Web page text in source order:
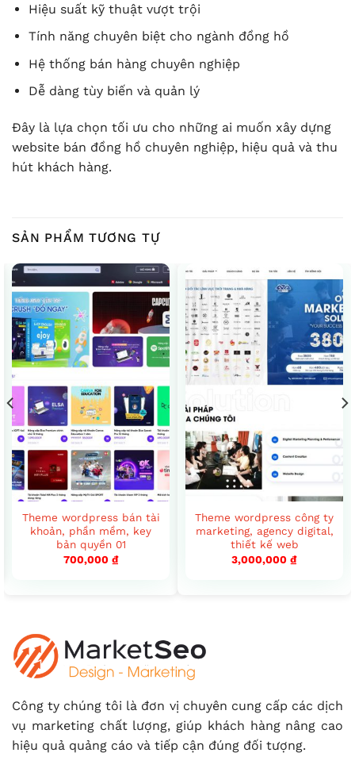
Hiệu suất kỹ thuật vượt trội
Tính năng chuyên biệt cho ngành đồng hồ
Hệ thống bán hàng chuyên nghiệp
Dễ dàng tùy biến và quản lý
Đây là lựa chọn tối ưu cho những ai muốn xây dựng
website bán đồng hồ chuyên nghiệp, hiệu quả và thu
hút khách hàng.
SẢN PHẨM TƯƠNG TỰ
Theme wordpress bán tài
khoản, phần mềm, key
bản quyền 01
700,000 ₫
Theme wordpress công ty
marketing, agency digital,
thiết kế web
3,000,000 ₫
Công ty chúng tôi là đơn vị chuyên cung cấp các dịch
vụ marketing chất lượng, giúp khách hàng nâng cao
hiệu quả quảng cáo và tiếp cận đúng đối tượng.